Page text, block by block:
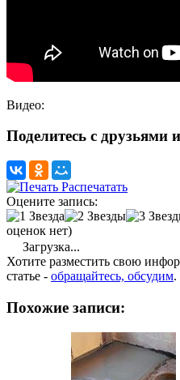
Видео:
Поделитесь с друзьями
Распечатать
Оцените запись:
оценок нет)
Загрузка...
Хотите разместить свою
статье - обращайтесь, обсудим.
Похожие записи: